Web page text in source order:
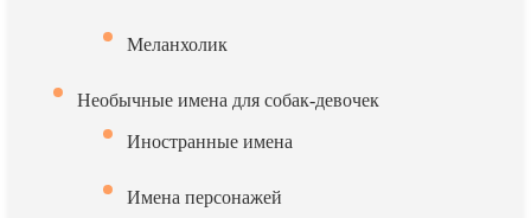
Меланхолик
Необычные имена для собак-девочек
Иностранные имена
Имена персонажей